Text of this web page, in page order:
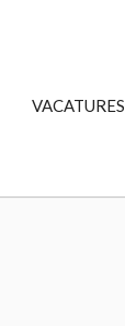
VACATURES